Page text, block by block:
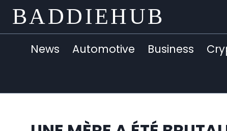
Skip
content
BADDIEHUB
News Automotive Business